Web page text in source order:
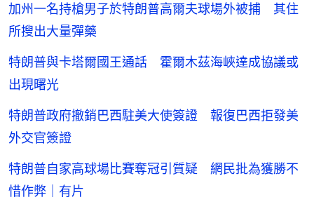
加州一名持槍男子於特朗普高爾夫球場外被捕 其住
所搜出大量彈藥
特朗普與卡塔爾國王通話 霍爾木茲海峽達成協議或
出現曙光
特朗普政府撤銷巴西駐美大使簽證 報復巴西拒發美
外交官簽證
特朗普自家高球場比賽奪冠引質疑 網民批為獲勝不
惜作弊｜有片